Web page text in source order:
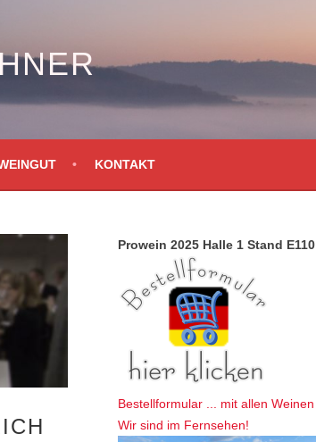
KONTAKT
Prowein 2025 Halle 1 Stand E110
Bestellformular ... mit allen Weinen
Wir sind im Fernsehen!